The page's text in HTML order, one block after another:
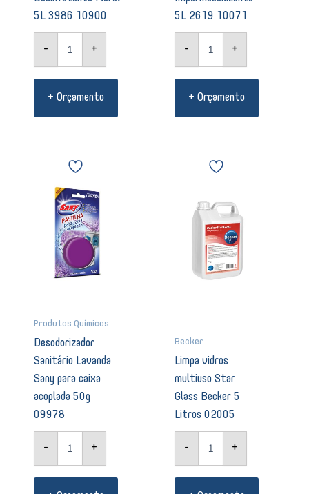
5L 3986 10900
- +
+ Orçamento
5L 2619 10071
- +
+ Orçamento
Produtos Químicos
Desodorizador
Sanitário Lavanda
Sany para caixa
acoplada 50g
09978
-
Sanitário
Sany
para
caixa
acoplada
50g
09978
quantidade
+
Becker
Limpa vidros
multiuso Star
Glass Becker 5
Litros 02005
-
vidros
Glass
Becker
Litros
02005
quantidade
+